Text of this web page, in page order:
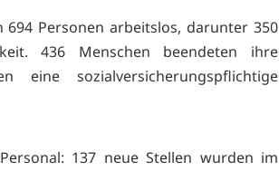
Personen arbeitslos, darunter 350
436 Menschen beendeten ihre
eine sozialversicherungspflichtige
137 neue Stellen wurden im